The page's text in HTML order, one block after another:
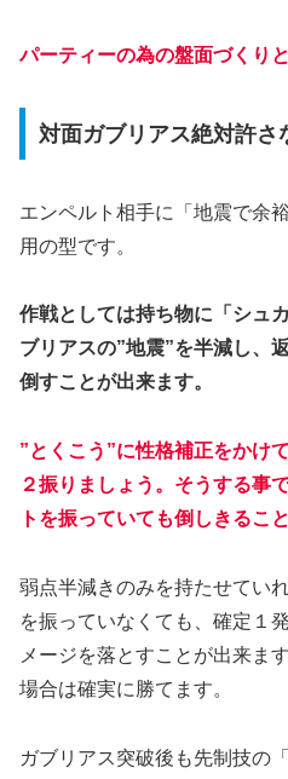
パーティーの為の盤面づくり
対面ガブリアス絶対許さ
エンペルト相手に「地震で余
用の型です。
作戦としては持ち物に「シュ
ブリアスの”地震”を半減し、
倒すことが出来ます。
”とくこう”に性格補正をかけ
２振りましょう。そうする事
トを振っていても倒しきるこ
弱点半減きのみを持たせてい
を振っていなくても、確定１
メージを落とすことが出来ま
場合は確実に勝てます。
ガブリアス突破後も先制技の